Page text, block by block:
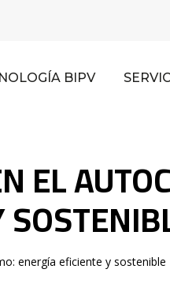
BIPV
EL
energía eficiente y sostenible